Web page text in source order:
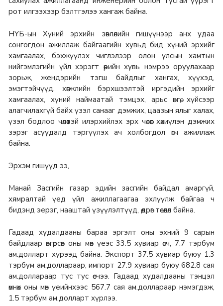
рот илгээхээр бэлтгэлээ хангаж байна.
НҮБ-ын Хүний эрхийн зөвлөлийн гишүүнээр анх удаа
сонгогдон ажиллаж байгаагийн хувьд бид хүний эрхийг
хамгаалах, бэхжүүлэх чиглэлээр олон улсын хамтын
нийгэмлэгийн үйл хэрэгт өөрийн хувь нэмрээ оруулахаар
зорьж, жендэрийн тэгш байдлыг хангах, хүүхэд,
эмэгтэйчүүд, хөгжлийн бэрхшээлтэй иргэдийн эрхийг
хамгаалах, хүний наймаатай тэмцэх, арьс өнгө, хүйсээр
алагчилахгүй байх үзэл санааг дэмжих, цаазын ялыг халах,
үзэл бодлоо чөлөөтэй илэрхийлэх эрх чөлөөг хөхиүлэн дэмжих
зэрэг асуудалд тэргүүлэх ач холбогдол өгч ажиллаж
байна.
Эрхэм гишүүд ээ,
Манай Засгийн газар эдийн засгийн байдал амаргүй,
хямралтай үед үйл ажиллагаагаа эхлүүлж байгаа ч
бидэнд эерэг, нааштай үзүүлэлтүүд, өөдрөг төсөөлөл байна.
Гадаад худалдааны бараа эргэлт оны эхний 9 сарын
байдлаар өнгөрсөн оны мөн үеэс 33.5 хувиар өсч, 7.7 тэрбум
ам.долларт хүрээд байна. Экспорт 37.5 хувиар буюу 1.3
тэрбум ам.доллараар, импорт 27.9 хувиар буюу 682.8 сая
ам.доллараар тус тус өсчээ. Гадаад худалдааны тэнцэл
өмнөх оны мөн үеийнхээс 567.7 сая ам.доллараар нэмэгдэж,
1.5 тэрбум ам.долларт хүрлээ.